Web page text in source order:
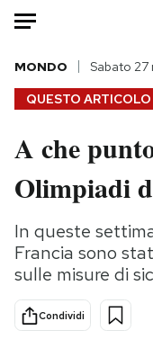
HOME
Italia
Politica
Tecnologia
Internet
Scienza
Cultura
Economia
QUESTO ARTICOLO
MONDO Sabato 27
A che
Olimpiadi
In queste
Francia sono
sulle misure di
Condividi